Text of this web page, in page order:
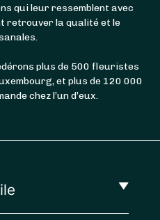
qui leur ressemblent avec
retrouver la qualité et le
plus de 500 fleuristes
et plus de 120 000
chez l’un d’eux.